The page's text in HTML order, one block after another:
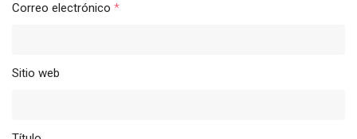
Correo electrónico *
Sitio web